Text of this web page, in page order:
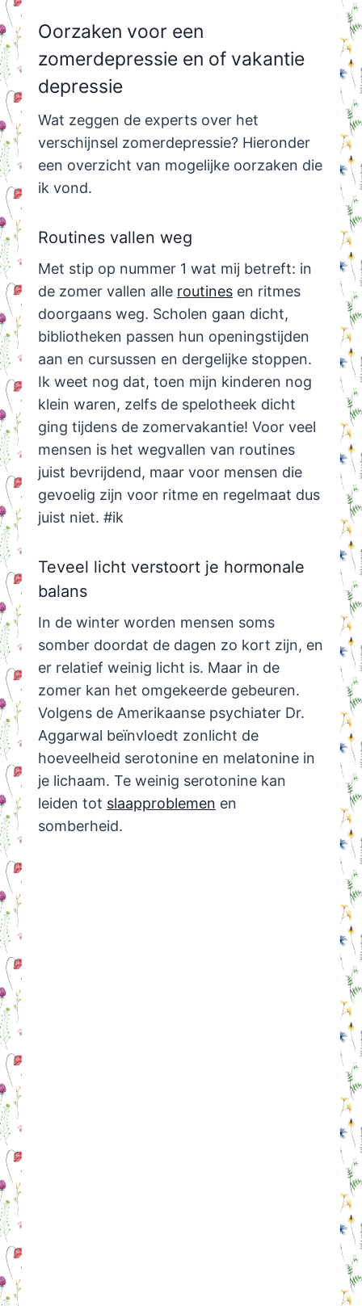
Oorzaken voor een
zomerdepressie en of vakantie
depressie
Wat zeggen de experts over het
verschijnsel zomerdepressie? Hieronder
een overzicht van mogelijke oorzaken die
ik vond.
Routines vallen weg
Met stip op nummer 1 wat mij betreft: in
de zomer vallen alle routinesen ritmes
doorgaans weg. Scholen gaan dicht,
bibliotheken passen hun openingstijden
aan en cursussen en dergelijke stoppen.
Ik weet nog dat, toen mijn kinderen nog
klein waren, zelfs de spelotheek dicht
ging tijdens de zomervakantie! Voor veel
mensen is het wegvallen van routines
juist bevrijdend, maar voor mensen die
gevoelig zijn voor ritme en regelmaat dus
juist niet. #ik
Teveel licht verstoort je hormonale
balans
In de winter worden mensen soms
somber doordat de dagen zo kort zijn, en
er relatief weinig licht is. Maar in de
zomer kan het omgekeerde gebeuren.
Volgens de Amerikaanse psychiater Dr.
Aggarwal beïnvloedt zonlicht de
hoeveelheid serotonine en melatonine in
je lichaam. Te weinig serotonine kan
leiden tot slaapproblemen en
somberheid.